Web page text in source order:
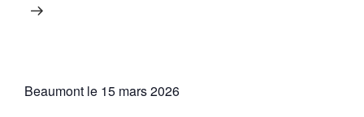
Beaumont le 15 mars 2026